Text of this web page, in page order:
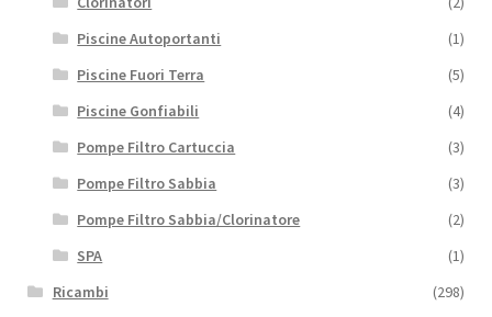
Piscine Autoportanti
(1)
Piscine Fuori Terra
(5)
Piscine Gonfiabili
(4)
Pompe Filtro Cartuccia
(3)
Pompe Filtro Sabbia
(3)
Pompe Filtro Sabbia/Clorinatore
(2)
SPA
(1)
Ricambi
(298)